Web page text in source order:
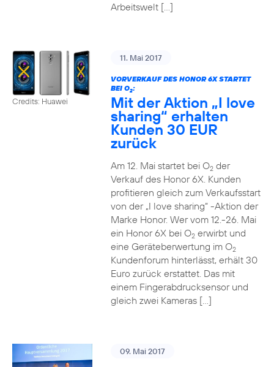
Arbeitswelt […]
Credits: Huawei
11. Mai 2017
VORVERKAUF DES HONOR 6X STARTET
BEI O2:
Mit der Aktion „I love
sharing“ erhalten
Kunden 30 EUR
zurück
Am 12. Mai startet bei O2der
Verkauf des Honor 6X. Kunden
profitieren gleich zum Verkaufsstart
von der „I love sharing“ -Aktion der
Marke Honor. Wer vom 12.-26. Mai
ein Honor 6X bei O2erwirbt und
eine Geräteberwertung im O2
Kundenforum hinterlässt, erhält 30
Euro zurück erstattet. Das mit
einem Fingerabdrucksensor und
gleich zwei Kameras […]
09. Mai 2017